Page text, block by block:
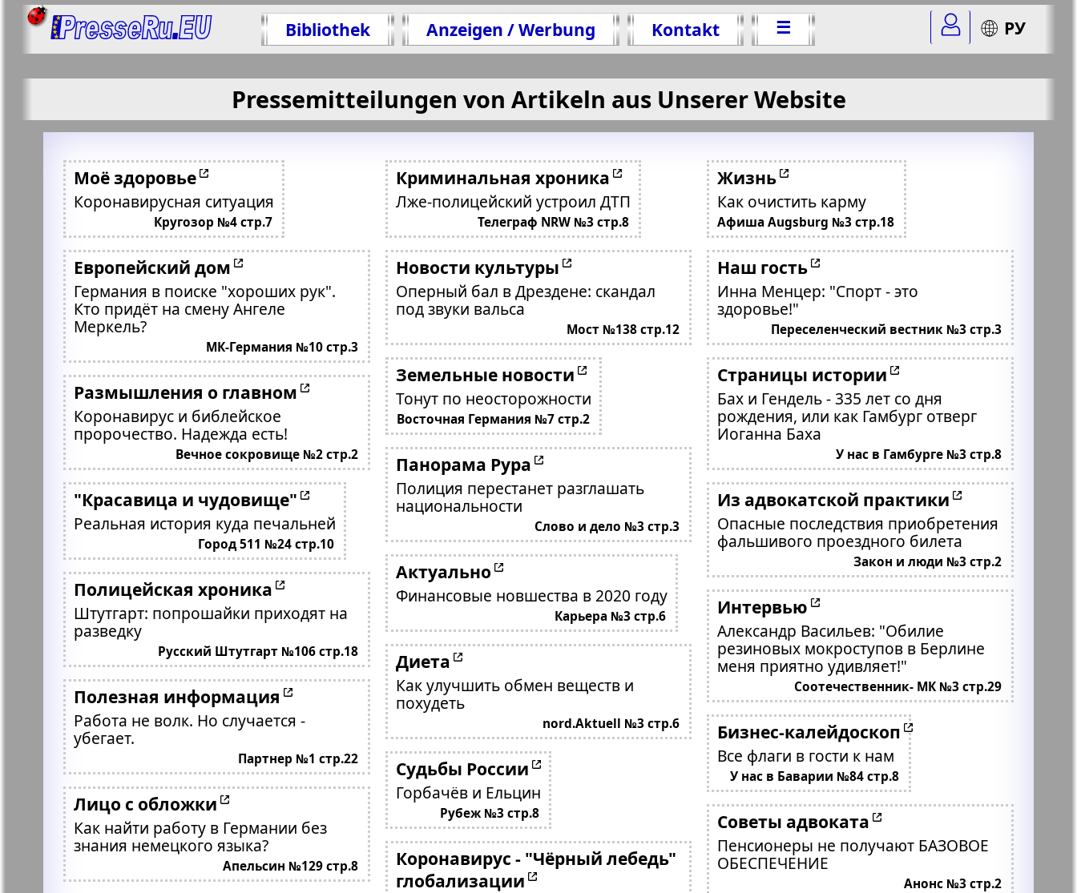
Bibliothek Anzeigen / Werbung Kontakt ☰ РУ
Pressemitteilungen von Artikeln aus Unserer Website
Моё здоровье
Коронавирусная ситуация
Кругозор №4 стр.7
Европейский дом
Германия в поиске "хороших рук".
Кто придёт на смену Ангеле
Меркель?
МК-Германия №10 стр.3
Размышления о главном
Коронавирус и библейское
пророчество. Надежда есть!
Вечное сокровище №2 стр.2
"Красавица и чудовище"
Реальная история куда печальней
Город 511 №24 стр.10
Полицейская хроника
Штутгарт: попрошайки приходят на
разведку
Русский Штутгарт №106 стр.18
Полезная информация
Работа не волк. Но случается -
убегает.
Партнер №1 стр.22
Лицо с обложки
Как найти работу в Германии без
знания немецкого языка?
Апельсин №129 стр.8
Криминальная хроника
Лже-полицейский устроил ДТП
Телеграф NRW №3 стр.8
Новости культуры
Оперный бал в Дрездене: скандал
под звуки вальса
Мост №138 стр.12
Земельные новости
Тонут по неосторожности
Восточная Германия №7 стр.2
Панорама Рура
Полиция перестанет разглашать
национальности
Слово и дело №3 стр.3
Актуально
Финансовые новшества в 2020 году
Карьера №3 стр.6
Диета
Как улучшить обмен веществ и
похудеть
nord.Aktuell №3 стр.6
Судьбы России
Горбачёв и Ельцин
Рубеж №3 стр.8
Коронавирус - "Чёрный лебедь"
глобализации
Жизнь
Как очистить карму
Афиша Augsburg №3 стр.18
Наш гость
Инна Менцер: "Спорт - это
здоровье!"
Переселенческий вестник №3 стр.3
Страницы истории
Бах и Гендель - 335 лет со дня
рождения, или как Гамбург отверг
Иоганна Баха
У нас в Гамбурге №3 стр.8
Из адвокатской практики
Опасные последствия приобретения
фальшивого проездного билета
Закон и люди №3 стр.2
Интервью
Александр Васильев: "Обилие
резиновых мокроступов в Берлине
меня приятно удивляет!"
Соотечественник- МК №3 стр.29
Бизнес-калейдоскоп
Все флаги в гости к нам
У нас в Баварии №84 стр.8
Советы адвоката
Пенсионеры не получают БАЗОВОЕ
ОБЕСПЕЧЕНИЕ
Анонс №3 стр.2